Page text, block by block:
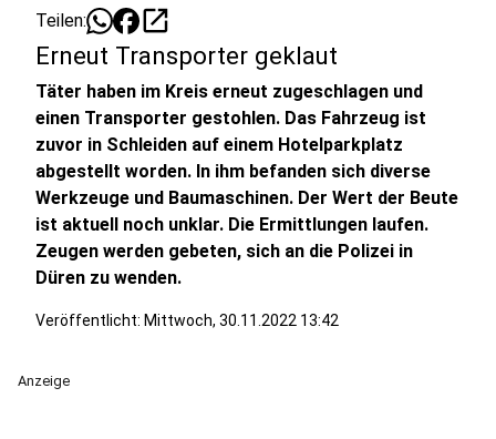
Teilen: open_in_new
Erneut Transporter geklaut
Täter haben im Kreis erneut zugeschlagen und
einen Transporter gestohlen. Das Fahrzeug ist
zuvor in Schleiden auf einem Hotelparkplatz
abgestellt worden. In ihm befanden sich diverse
Werkzeuge und Baumaschinen. Der Wert der Beute
ist aktuell noch unklar. Die Ermittlungen laufen.
Zeugen werden gebeten, sich an die Polizei in
Düren zu wenden.
Veröffentlicht: Mittwoch, 30.11.2022 13:42
Anzeige